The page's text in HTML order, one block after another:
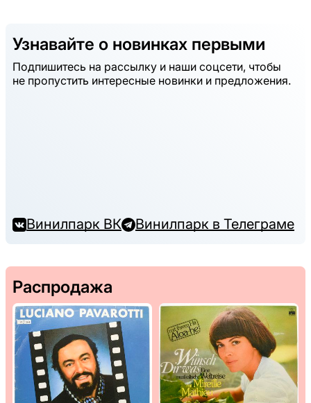
Узнавайте о новинках первыми
Подпишитесь на рассылку и наши соцсети, чтобы
не пропустить интересные новинки и предложения.
Винилпарк ВК Винилпарк в Телеграме
Распродажа